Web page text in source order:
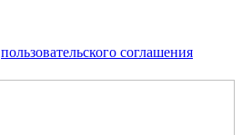
пользовательского соглашения